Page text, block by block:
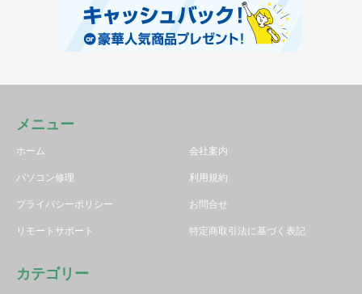
メニュー
ホーム 会社案内
パソコン修理 利用規約
プライバシーポリシー お問合せ
リモートサポート 特定商取引法に基づく表記
カテゴリー